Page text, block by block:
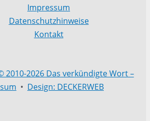
Impressum
Datenschutzhinweise
Kontakt
2010-2026 Das verkündigte Wort –
• Design: DECKERWEB